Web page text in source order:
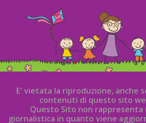
E' vietata la riproduzione, anche
contenuti di questo sito
Questo Sito non
giornalistica in quanto viene